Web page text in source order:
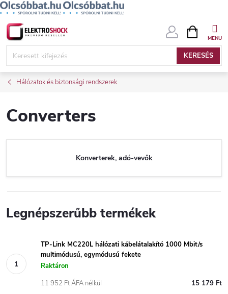
Ugrás
KERESÉS
KOSÁR
Hálózatok és biztonsági rendszerek
Converters
Konverterek, adó-vevők
Legnépszerűbb termékek
TP-Link MC220L hálózati kábelátalakító 1000 Mbit/s
multimódusú, egymódusú fekete
Raktáron
15 179 Ft
11 952 Ft ÁFA nélkül